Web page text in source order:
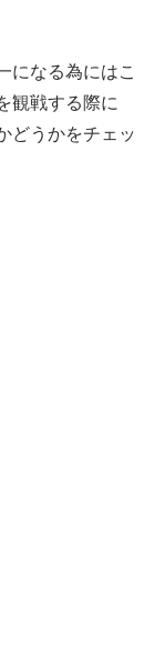
になる為にはこ
観戦する際に
どうかをチェッ